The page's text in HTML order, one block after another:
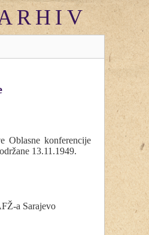
Oblasne konferencije
13.11.1949.
a Sarajevo